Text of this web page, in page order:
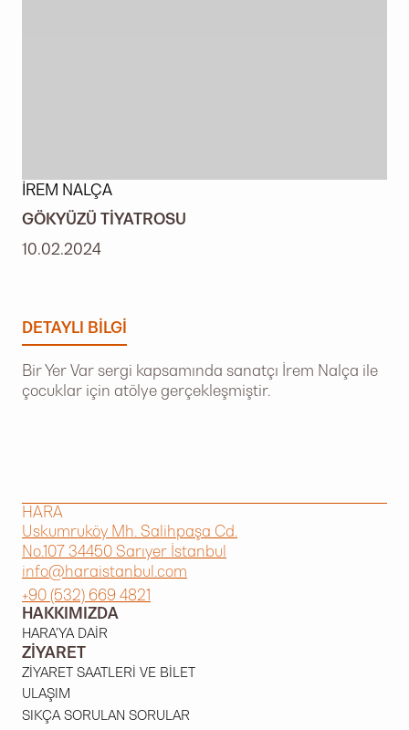
İREM NALÇA
GÖKYÜZÜ TIYATROSU
10.02.2024
DETAYLI BILGI
Bir Yer Var sergi kapsamında sanatçı İrem Nalça ile
çocuklar için atölye gerçekleşmiştir.
HARA
Uskumruköy Mh. Salihpaşa Cd.
No.107 34450 Sarıyer İstanbul
info@haraistanbul.com
+90 (532) 669 4821
HAKKIMIZDA
HARA'YA DAIR
ZIYARET
ZIYARET SAATLERI VE BILET
ULAŞIM
SIKÇA SORULAN SORULAR